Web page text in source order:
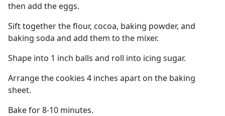
then add the eggs.
Sift together the flour, cocoa, baking powder, and
baking soda and add them to the mixer.
Shape into 1 inch balls and roll into icing sugar.
Arrange the cookies 4 inches apart on the baking
sheet.
Bake for 8-10 minutes.